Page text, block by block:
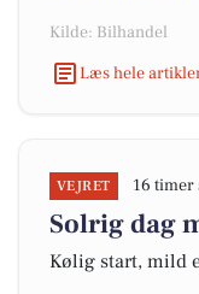
Kilde: Bilhandel
Læs hele
VEJRET 16 timer
Solrig dag
Kølig start, mild